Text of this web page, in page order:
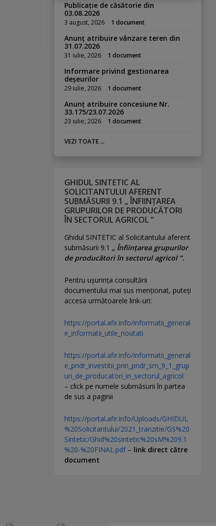
Publicație de căsătorie din
03.08.2026
3 august, 2026 1 document
Anunț atribuire vânzare teren din
31.07.2026
31 iulie, 2026 1 document
Informare privind gestionarea
deșeurilor
29 iulie, 2026 1 document
Anunț atribuire concesiune Nr.
33.175/23.07.2026
23 iulie, 2026 1 document
VEZI TOATE ...
GHIDUL SINTETIC AL
SOLICITANTULUI AFERENT
SUBMĂSURII 9.1 „ ÎNFIINȚAREA
GRUPURILOR DE PRODUCĂTORI
ÎN SECTORUL AGRICOL ”
Ghidul SINTETIC al Solicitantului aferent
submăsurii 9.1 „ Înființarea grupurilor
de producători în sectorul agricol ”.
Pentru uşurinţa consultării
documentului mai sus menţionat, puteţi
accesa următoarele link-uri:
https://portal.afir.info/informatii_general
e_informatii_utile_noutati
https://portal.afir.info/informatii_general
e_pndr_investitii_prin_pndr_sm_9_1_grup
uri_de_producatori_in_sectorul_agricol
– click pe numele submăsurii în partea
de sus a paginii
https://portal.afir.info/Uploads/GHIDUL
%20Solicitantului/2021_tranzitie/GS%20
Sintetic/Ghid%20sintetic%20sM%209.1
%20-%20FINAL.pdf– link direct către
document